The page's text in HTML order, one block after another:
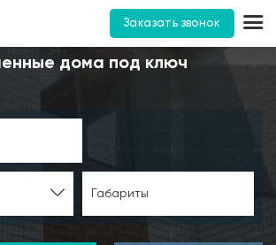
Заказать звонок
дома под ключ
Габариты